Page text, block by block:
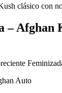
clásico con
– Afghan
Auto